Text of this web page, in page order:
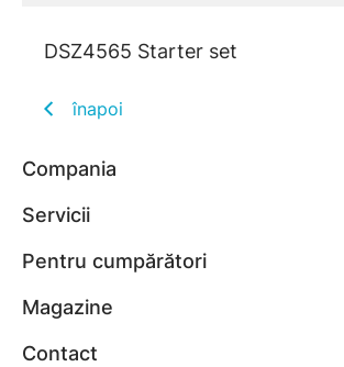
DSZ4565 Starter set
înapoi
Compania
Servicii
Pentru cumpărători
Magazine
Contact